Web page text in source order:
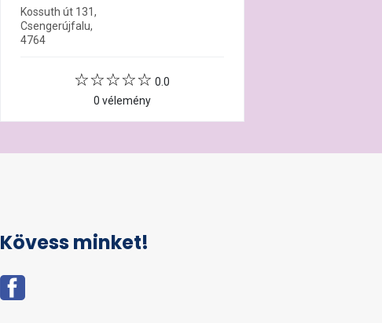
Kossuth út 131,
Csengerújfalu,
4764
0.0
0 vélemény
Kövess minket!